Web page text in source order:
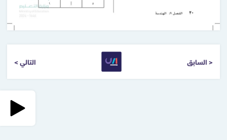
< السابق التالي >